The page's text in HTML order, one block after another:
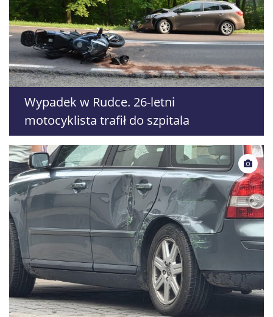
Wypadek w Rudce. 26-letni
motocyklista trafił do szpitala